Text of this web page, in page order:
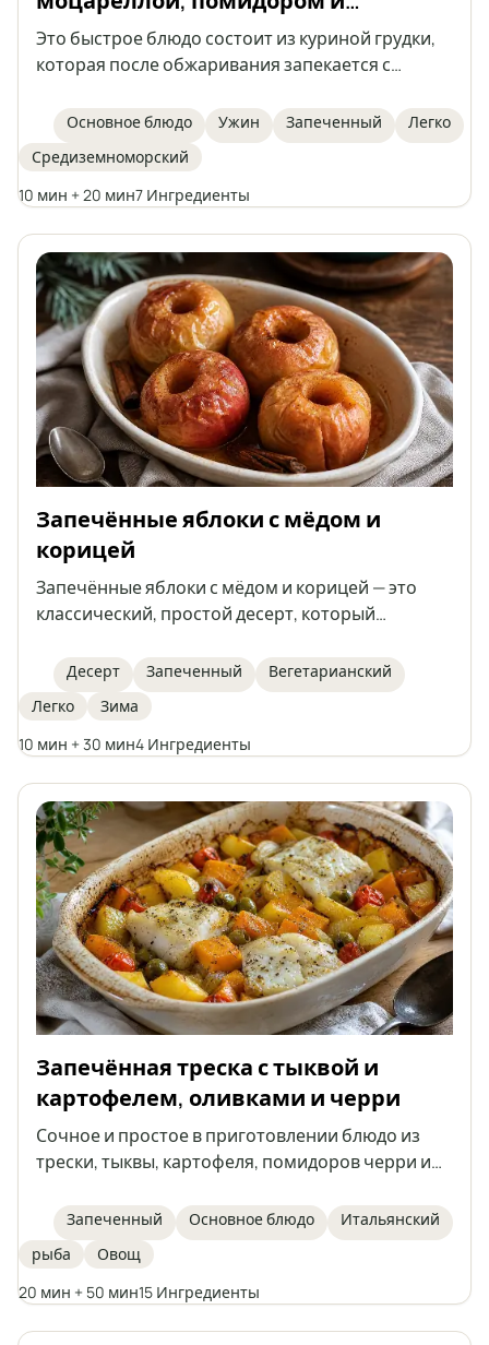
базиликом
Это быстрое блюдо состоит из куриной грудки,
которая после обжаривания запекается с
Ароматное, лёгкое и сытное — отличный выбор
для обеда или ужина.
Основное блюдо Ужин Запеченный
Легко
Средиземноморский
10 мин + 20 мин7 Ингредиенты
Запечённые яблоки с мёдом и
корицей
Запечённые яблоки с мёдом и корицей — это
классический, простой десерт, который
ароматом специй и нежной, сочной серединкой.
Этот рецепт готовится быстро, отлично
подходит для зимних вечеров или как лёгкий
десерт для встречи с друзьями. Запечённые
усваиваются и эффектно смотрятся, поданные
целиком.
Десерт Запеченный
Вегетарианский
Легко
Зима
10 мин + 30 мин4 Ингредиенты
Запечённая треска с тыквой и
картофелем, оливками и черри
Сочное и простое в приготовлении блюдо из
трески, тыквы, картофеля, помидоров черри и
форме. Идеальное блюдо для осенних и зимних
дней, вдохновлённое итальянской кухней.
Запеканка, не требующая отдельного
приготовления гарниров, наполнена овощами
Запеченный Основное блюдо
Итальянский
рыба
Овощ
20 мин + 50 мин15 Ингредиенты